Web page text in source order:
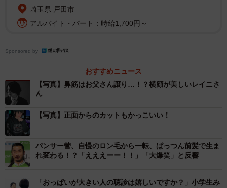
埼玉県 戸田市
アルバイト・パート：時給1,700円～
Sponsored by
おすすめニュース
【写真】鼻筋はお父さん譲り…！？横顔が美しいレイニさ
ん
【写真】正面からのカットもかっこいい！
パンサー菅、自慢のロン毛から一転、ぱっつん前髪で生ま
れ変わる！？「えええーー！！」「大爆笑」と反響
「おっぱいが大きい人の聴診は嬉しいですか？」小学生み